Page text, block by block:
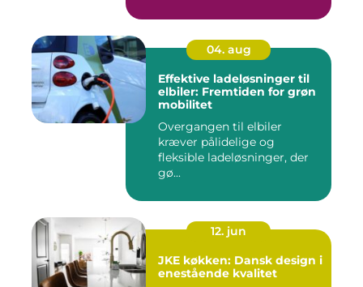
04. aug
Effektive ladeløsninger til
elbiler: Fremtiden for grøn
mobilitet
Overgangen til elbiler
kræver pålidelige og
fleksible ladeløsninger, der
gø...
12. jun
JKE køkken: Dansk design i
enestående kvalitet